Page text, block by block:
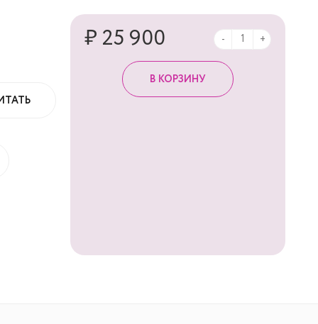
₽ 25 900 - +